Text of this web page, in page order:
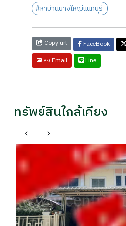
#หาบ้านบางใหญ่นนทบุรี
Copy url FaceBook
ส่ง Email
Line
ทรัพย์สินใกล้เคียง